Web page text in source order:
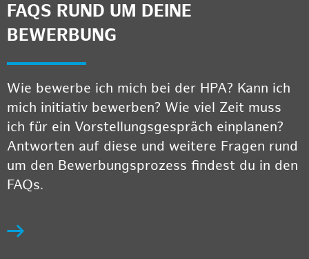
FAQS RUND UM DEINE
BEWERBUNG
Wie bewerbe ich mich bei der HPA? Kann ich
mich initiativ bewerben? Wie viel Zeit muss
ich für ein Vorstellungsgespräch einplanen?
Antworten auf diese und weitere Fragen rund
um den Bewerbungsprozess findest du in den
FAQs.